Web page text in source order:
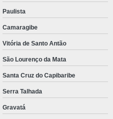
Paulista
Camaragibe
Vitória de Santo Antão
São Lourenço da Mata
Santa Cruz do Capibaribe
Serra Talhada
Gravatá